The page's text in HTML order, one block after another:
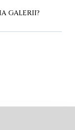
GALERII?